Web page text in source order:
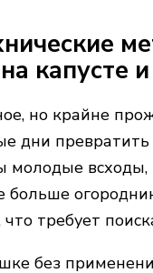
капусте
но крайне
дни
молодые
требует
без